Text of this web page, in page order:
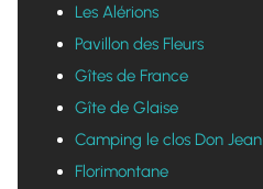
Les Alérions
Pavillon des Fleurs
Gîtes de France
Gîte de Glaise
Camping le clos Don Jean
Florimontane